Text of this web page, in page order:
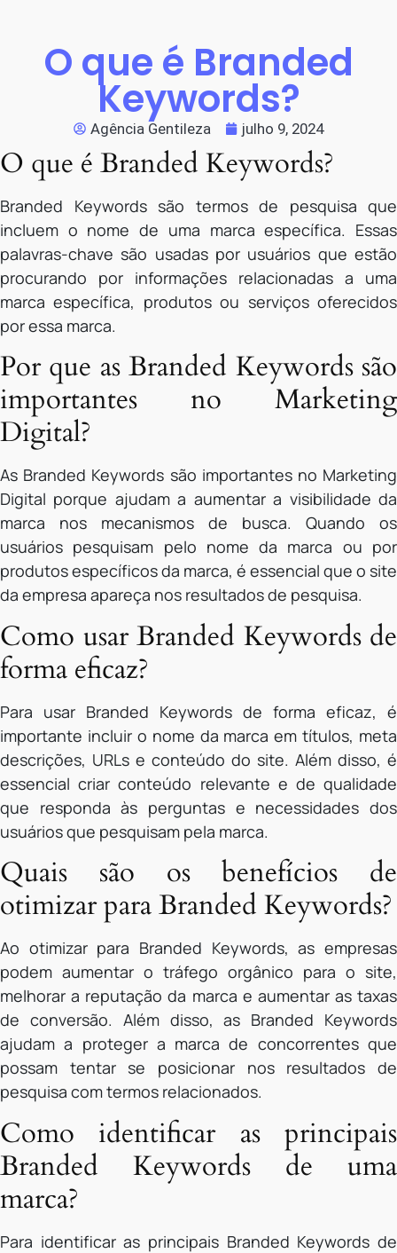
O que é Branded
Keywords?
Agência Gentileza julho 9, 2024
O que é Branded Keywords?
Branded Keywords são termos de pesquisa que
incluem o nome de uma marca específica. Essas
palavras-chave são usadas por usuários que estão
procurando por informações relacionadas a uma
marca específica, produtos ou serviços oferecidos
por essa marca.
Por que as Branded Keywords são
importantes no Marketing
Digital?
As Branded Keywords são importantes no Marketing
Digital porque ajudam a aumentar a visibilidade da
marca nos mecanismos de busca. Quando os
usuários pesquisam pelo nome da marca ou por
produtos específicos da marca, é essencial que o site
da empresa apareça nos resultados de pesquisa.
Como usar Branded Keywords de
forma eficaz?
Para usar Branded Keywords de forma eficaz, é
importante incluir o nome da marca em títulos, meta
descrições, URLs e conteúdo do site. Além disso, é
essencial criar conteúdo relevante e de qualidade
que responda às perguntas e necessidades dos
usuários que pesquisam pela marca.
Quais são os benefícios de
otimizar para Branded Keywords?
Ao otimizar para Branded Keywords, as empresas
podem aumentar o tráfego orgânico para o site,
melhorar a reputação da marca e aumentar as taxas
de conversão. Além disso, as Branded Keywords
ajudam a proteger a marca de concorrentes que
possam tentar se posicionar nos resultados de
pesquisa com termos relacionados.
Como identificar as principais
Branded Keywords de uma
marca?
Para identificar as principais Branded Keywords de